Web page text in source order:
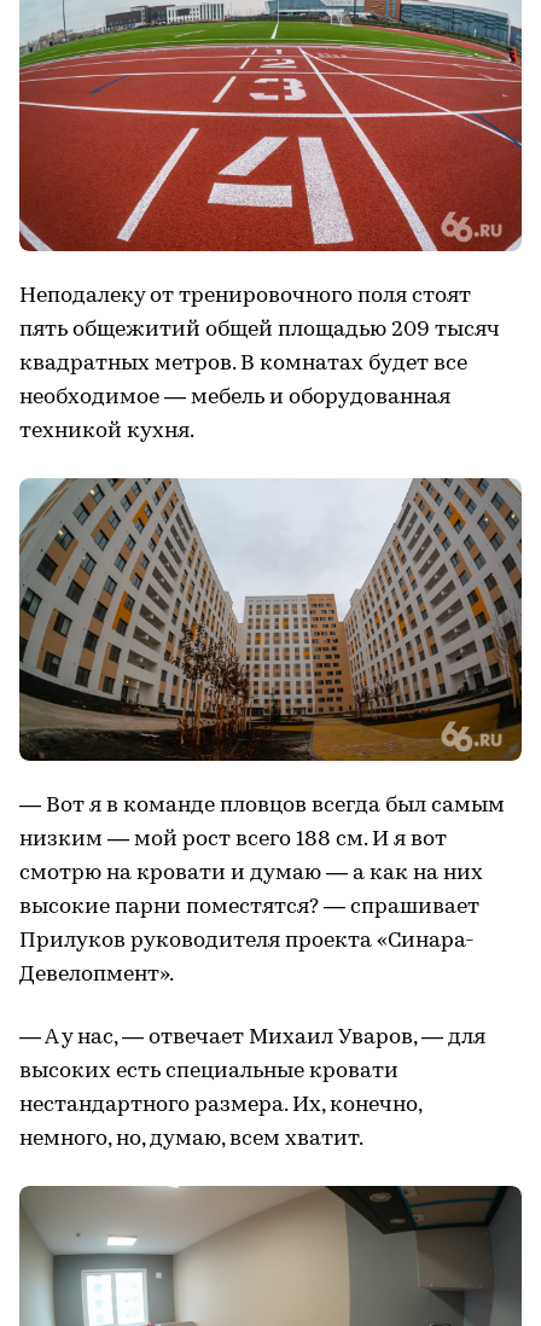
Неподалеку от тренировочного поля стоят
пять общежитий общей площадью 209 тысяч
квадратных метров. В комнатах будет все
необходимое — мебель и оборудованная
техникой кухня.
— Вот я в команде пловцов всегда был самым
низким — мой рост всего 188 см. И я вот
смотрю на кровати и думаю — а как на них
высокие парни поместятся? — спрашивает
Прилуков руководителя проекта «Синара-
Девелопмент».
— А у нас, — отвечает Михаил Уваров, — для
высоких есть специальные кровати
нестандартного размера. Их, конечно,
немного, но, думаю, всем хватит.